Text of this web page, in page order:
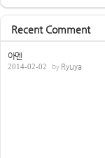
Recent Comment
아멘
2014-02-02 Ryuya